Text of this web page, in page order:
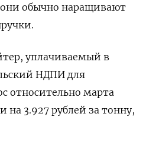
обычно наращивают
уплачиваемый в
НДПИ для
относительно марта
на 3.927 рублей за тонну,